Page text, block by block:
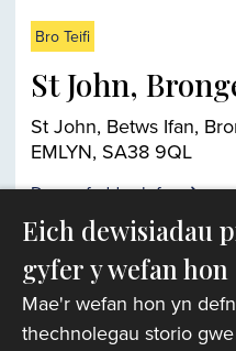
Bro Teifi
St John,
St John, Betws Ifan,
EMLYN, SA38 9QL
Darganfyddwch fwy
Chwiliwr eglwysi
Eich dewisiadau
gyfer y wefan hon
Mae'r wefan hon yn
thechnolegau storio